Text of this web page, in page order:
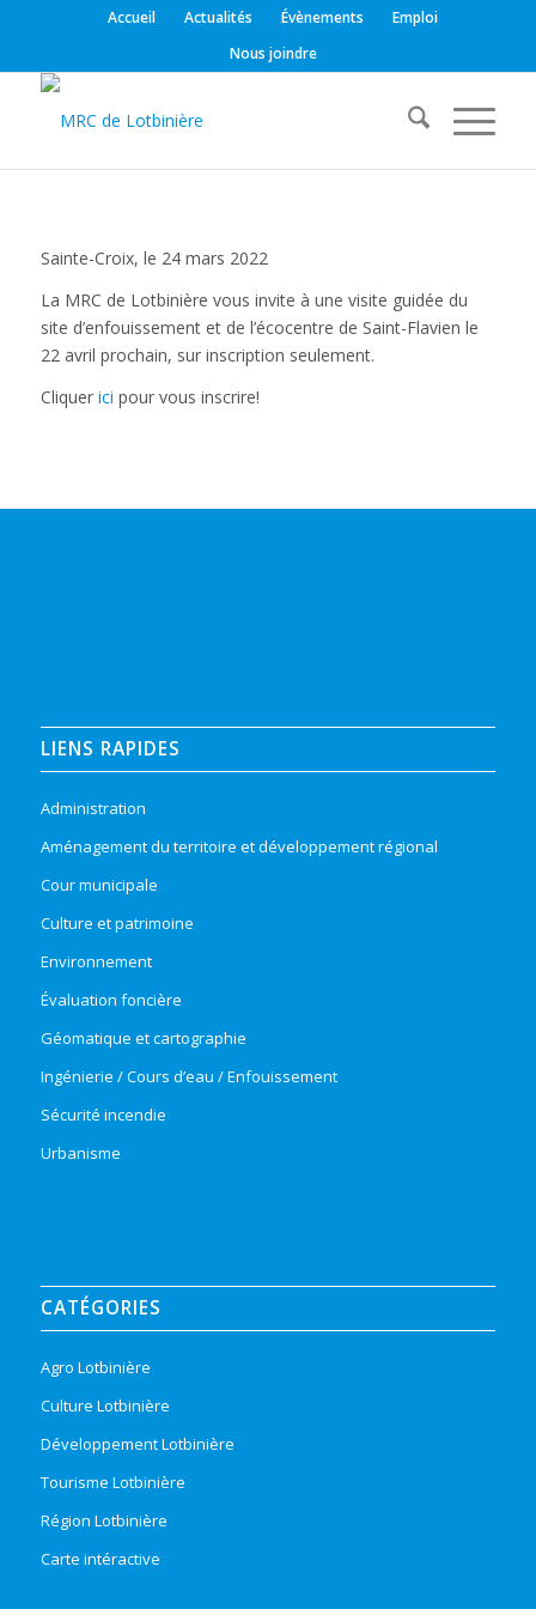
Accueil Actualités Évènements
Emploi
Nous joindre
Sainte-Croix, le 24 mars 2022
La MRC de Lotbinière vous invite à une visite guidée du
site d’enfouissement et de l’écocentre de Saint-Flavien le
22 avril prochain, sur inscription seulement.
Cliquer ici pour vous inscrire!
LIENS RAPIDES
Administration
Aménagement du territoire et développement régional
Cour municipale
Culture et patrimoine
Environnement
Évaluation foncière
Géomatique et cartographie
Ingénierie / Cours d’eau / Enfouissement
Sécurité incendie
Urbanisme
CATÉGORIES
Agro Lotbinière
Culture Lotbinière
Développement Lotbinière
Tourisme Lotbinière
Région Lotbinière
Carte intéractive